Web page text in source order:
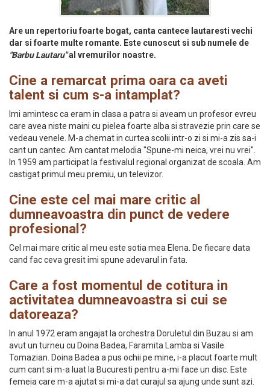
Are un repertoriu foarte bogat, canta cantece lautaresti vechi
dar si foarte multe romante. Este cunoscut si sub numele de
"Barbu Lautaru"al vremurilor noastre.
Cine a remarcat prima oara ca aveti
talent si cum s-a intamplat?
Imi amintesc ca eram in clasa a patra si aveam un profesor evreu
care avea niste maini cu pielea foarte alba si stravezie prin care se
vedeau venele. M-a chemat in curtea scolii intr-o zi si mi-a zis sa-i
cant un cantec. Am cantat melodia "Spune-mi neica, vrei nu vrei".
In 1959 am participat la festivalul regional organizat de scoala. Am
castigat primul meu premiu, un televizor.
Cine este cel mai mare critic al
dumneavoastra din punct de vedere
profesional?
Cel mai mare critic al meu este sotia mea Elena. De fiecare data
cand fac ceva gresit imi spune adevarul in fata.
Care a fost momentul de cotitura in
activitatea dumneavoastra si cui se
datoreaza?
In anul 1972 eram angajat la orchestra Doruletul din Buzau si am
avut un turneu cu Doina Badea, Faramita Lamba si Vasile
Tomazian. Doina Badea a pus ochii pe mine, i-a placut foarte mult
cum cant si m-a luat la Bucuresti pentru a-mi face un disc. Este
femeia care m-a ajutat si mi-a dat curajul sa ajung unde sunt azi.